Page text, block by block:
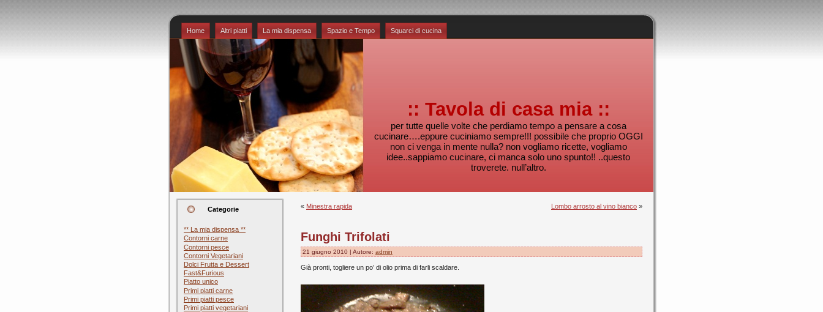
Home Altri piatti La mia dispensa Spazio e Tempo Squarci di cucina
:: Tavola di casa mia ::
per tutte quelle volte che perdiamo tempo a pensare a cosa
cucinare….eppure cuciniamo sempre!!! possibile che proprio OGGI
non ci venga in mente nulla? non vogliamo ricette, vogliamo
idee..sappiamo cucinare, ci manca solo uno spunto!! ..questo
troverete. null’altro.
Categorie
** La mia dispensa **
Contorni carne
Contorni pesce
Contorni Vegetariani
Dolci Frutta e Dessert
Fast&Furious
Piatto unico
Primi piatti carne
Primi piatti pesce
Primi piatti vegetariani
« Minestra rapida Lombo arrosto al vino bianco »
Funghi Trifolati
21 giugno 2010 | Autore: admin
Già pronti, togliere un po’ di olio prima di farli scaldare.